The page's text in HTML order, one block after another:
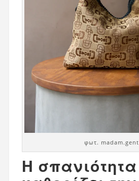
φωτ. madam.gent
Η σπανιότητα